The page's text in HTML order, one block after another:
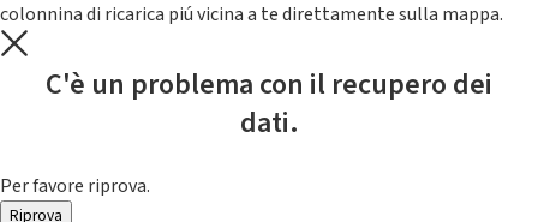
colonnina di ricarica piú vicina a te direttamente sulla mappa.
C'è un problema con il recupero dei
dati.
Per favore riprova.
Riprova